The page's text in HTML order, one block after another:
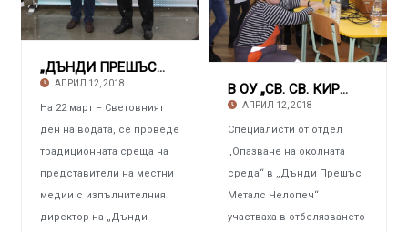
„ДЪНДИ ПРЕШЪС МЕТАЛС ЧЕЛОПЕЧ“ Център на меж
АПРИЛ 12, 2018
На 22 март – Световният
ден на водата, се проведе
традиционната среща на
представители на местни
медии с изпълнителния
директор на „Дънди
В ОУ „СВ. СВ. КИРИЛ И МЕТОДИЙ“ – ЧЕЛОПЕЧ Еко
АПРИЛ 12, 2018
Специалисти от отдел
„Опазване на околната
среда“ в „Дънди Прешъс
Металс Челопеч“
участваха в отбелязването